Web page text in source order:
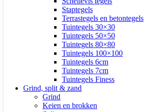
Staptegels
Terrastegels en betontegels
Tuintegels 30×30
Tuintegels 50×50
Tuintegels 80×80
Tuintegels 100×100
Tuintegels 6cm
Tuintegels 7cm
Tuintegels Finess
Grind, split & zand
Grind
Keien en brokken